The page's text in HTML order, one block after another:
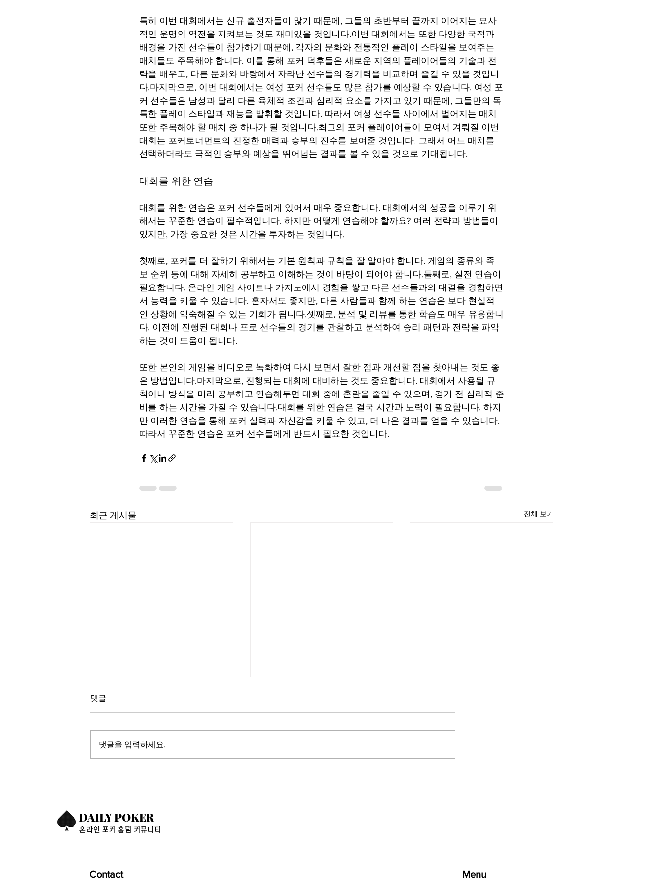
특히 이번 대회에서는 신규 출전자들이 많기 때문에, 그들의 초반부터 끝까지 이어지는 묘사
적인 운명의 역전을 지켜보는 것도 재미있을 것입니다.이번 대회에서는 또한 다양한 국적과
배경을 가진 선수들이 참가하기 때문에, 각자의 문화와 전통적인 플레이 스타일을 보여주는
매치들도 주목해야 합니다. 이를 통해 포커 덕후들은 새로운 지역의 플레이어들의 기술과 전
략을 배우고, 다른 문화와 바탕에서 자라난 선수들의 경기력을 비교하며 즐길 수 있을 것입니
다.마지막으로, 이번 대회에서는 여성 포커 선수들도 많은 참가를 예상할 수 있습니다. 여성 포
커 선수들은 남성과 달리 다른 육체적 조건과 심리적 요소를 가지고 있기 때문에, 그들만의 독
특한 플레이 스타일과 재능을 발휘할 것입니다. 따라서 여성 선수들 사이에서 벌어지는 매치
또한 주목해야 할 매치 중 하나가 될 것입니다.최고의 포커 플레이어들이 모여서 겨뤄질 이번
대회는 포커토너먼트의 진정한 매력과 승부의 진수를 보여줄 것입니다. 그래서 어느 매치를
선택하더라도 극적인 승부와 예상을 뛰어넘는 결과를 볼 수 있을 것으로 기대됩니다.
대회를 위한 연습
대회를 위한 연습은 포커 선수들에게 있어서 매우 중요합니다. 대회에서의 성공을 이루기 위
해서는 꾸준한 연습이 필수적입니다. 하지만 어떻게 연습해야 할까요? 여러 전략과 방법들이
있지만, 가장 중요한 것은 시간을 투자하는 것입니다.
첫째로, 포커를 더 잘하기 위해서는 기본 원칙과 규칙을 잘 알아야 합니다. 게임의 종류와 족
보 순위 등에 대해 자세히 공부하고 이해하는 것이 바탕이 되어야 합니다.둘째로, 실전 연습이
필요합니다. 온라인 게임 사이트나 카지노에서 경험을 쌓고 다른 선수들과의 대결을 경험하면
서 능력을 키울 수 있습니다. 혼자서도 좋지만, 다른 사람들과 함께 하는 연습은 보다 현실적
인 상황에 익숙해질 수 있는 기회가 됩니다.셋째로, 분석 및 리뷰를 통한 학습도 매우 유용합니
다. 이전에 진행된 대회나 프로 선수들의 경기를 관찰하고 분석하여 승리 패턴과 전략을 파악
하는 것이 도움이 됩니다.
또한 본인의 게임을 비디오로 녹화하여 다시 보면서 잘한 점과 개선할 점을 찾아내는 것도 좋
은 방법입니다.마지막으로, 진행되는 대회에 대비하는 것도 중요합니다. 대회에서 사용될 규
칙이나 방식을 미리 공부하고 연습해두면 대회 중에 혼란을 줄일 수 있으며, 경기 전 심리적 준
비를 하는 시간을 가질 수 있습니다.대회를 위한 연습은 결국 시간과 노력이 필요합니다. 하지
만 이러한 연습을 통해 포커 실력과 자신감을 키울 수 있고, 더 나은 결과를 얻을 수 있습니다.
따라서 꾸준한 연습은 포커 선수들에게 반드시 필요한 것입니다.
최근 게시물 전체 보기
격돌 🔥♠️
댓글
댓글을 입력하세요.
DAILY POKER
​온라인 포커 홀덤 커뮤니티
Contact Menu